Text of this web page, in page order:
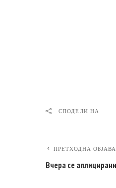
СПОДЕЛИ НА
ПРЕТХОДНА ОБЈАВА
Вчера се